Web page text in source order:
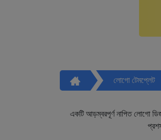
লোগো টেমপ্লেট
একটি আড়ম্বরপূর্ণ নাপিত লোগো